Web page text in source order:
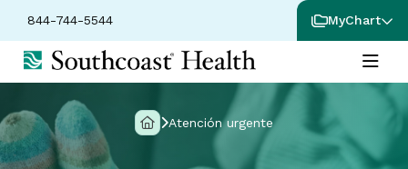
844-744-5544 MyChart
Atención urgente